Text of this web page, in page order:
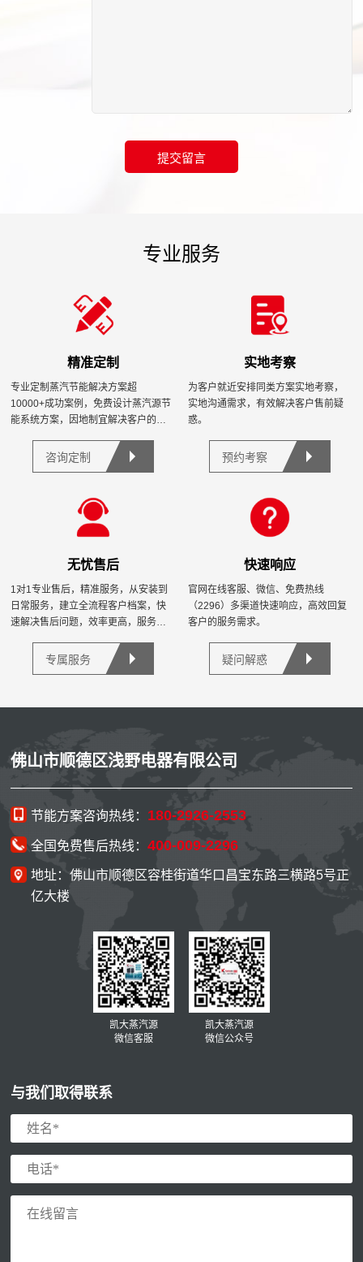
专业服务
精准定制
专业定制蒸汽节能解决方案超
10000+成功案例，免费设计蒸汽源节
能系统方案，因地制宜解决客户的节
咨询定制
实地考察
为客户就近安排同类方案实地考察，
实地沟通需求，有效解决客户售前疑
惑。
预约考察
无忧售后
1对1专业售后，精准服务，从安装到
日常服务，建立全流程客户档案，快
速解决售后问题，效率更高，服务更
专属服务
快速响应
官网在线客服、微信、免费热线
（2296）多渠道快速响应，高效回复
客户的服务需求。
疑问解惑
佛山市顺德区浅野电器有限公司
节能方案咨询热线： 180-2926-2553
全国免费售后热线：400-009-2296
地址：佛山市顺德区容桂街道华口昌宝东路三横路5号正
亿大楼
凯大蒸汽源
微信客服
凯大蒸汽源
微信公众号
与我们取得联系